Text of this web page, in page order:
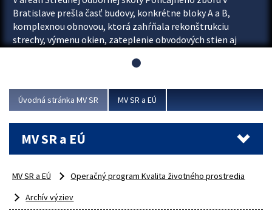
Bratislave prešla časť budovy, konkrétne bloky A a B,
komplexnou obnovou, ktorá zahŕňala rekonštrukciu
strechy, výmenu okien, zateplenie obvodových stien aj
aj interiéru, kde vznikli nové učebne a moderné
Viac
Úvodná stránka MV SR MV SR a EÚ
MV SR a EÚ
MV SR a EÚ
Operačný program Kvalita životného prostredia
Archív výziev